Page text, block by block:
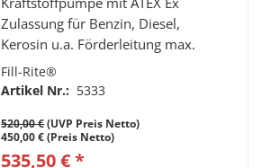
Zulassung für Benzin, Diesel,
Kerosin u.a. Förderleitung max.
57l/min.
Fill-Rite®
Artikel Nr.: 5333
520,00 €(UVP Preis Netto)
450,00 € (Preis Netto)
535,50 € *